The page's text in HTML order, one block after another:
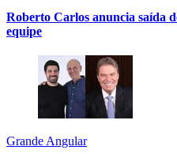
Roberto Carlos anuncia saída
equipe
Grande Angular